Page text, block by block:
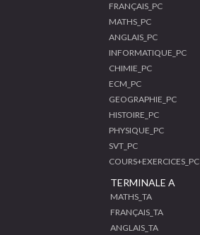
FRANÇAIS_PC
MATHS_PC
ANGLAIS_PC
INFORMATIQUE_PC
CHIMIE_PC
ECM_PC
GEOGRAPHIE_PC
HISTOIRE_PC
PHYSIQUE_PC
SVT_PC
COURS+EXERCICES_PC
TERMINALE A
MATHS_TA
FRANÇAIS_TA
ANGLAIS_TA